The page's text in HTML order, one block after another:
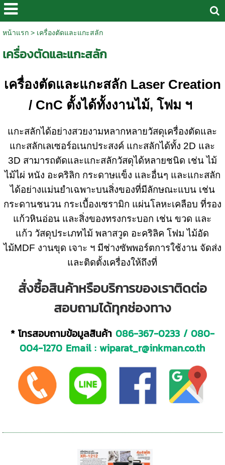
หน้าแรก> เครื่องตัดและแกะสลัก
เครื่องตัดและแกะสลัก
เครื่องตัดและแกะสลัก Laser Creation
/ CnC ตั้งได้ทั้งงานไม้, โฟม ฯ
แกะสลักได้อย่างสวยงามหลากหลายวัสดุเครื่องตัดและ
แกะสลักเลเซอร์อเนกประสงค์ แกะสลักได้ทั้ง 2D และ
3D สามารถตัดและแกะสลักวัสดุได้หลายชนิด เช่น ไม้
ไม้ไผ่ หนัง อะคริลิก กระดาษแข็ง และอื่นๆ และแกะสลัก
ได้อย่างแม่นยำเฉพาะบนสิ่งของที่มีลักษณะแบน เช่น
กระดานชนวน กระเบื้องเซรามิก แผ่นโลหะเคลือบ ที่รอง
แก้วหินอ่อน และสิ่งของทรงกระบอก เช่น ขวด และ
แก้ว วัสดุประเภทไม้ พลาสวูด อะคริลิค โฟม ไม้อัด
ไม้MDF งานขุด เจาะ ฯ มีช่างซัพพอร์ตการใช้งาน จัดส่ง
และติดตั้งเครื่องให้ถึงที่
สั่งซื้อสินค้าหรือบริการของเราติดต่อ
สอบถามได้ทุกช่องทาง
* โทรสอบถามข้อมูลสินค้า 086-367-0233/ 080-
004-1270 Email :wiparat_r@inkman.co.th